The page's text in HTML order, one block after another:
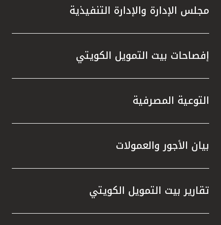
مجلس الإدارة والإدارة التنفيذية
إفصاحات بيت التمويل الكويتي
التوعية المصرفية
بيان الأجور والعمولات
تقارير بيت التمويل الكويتي